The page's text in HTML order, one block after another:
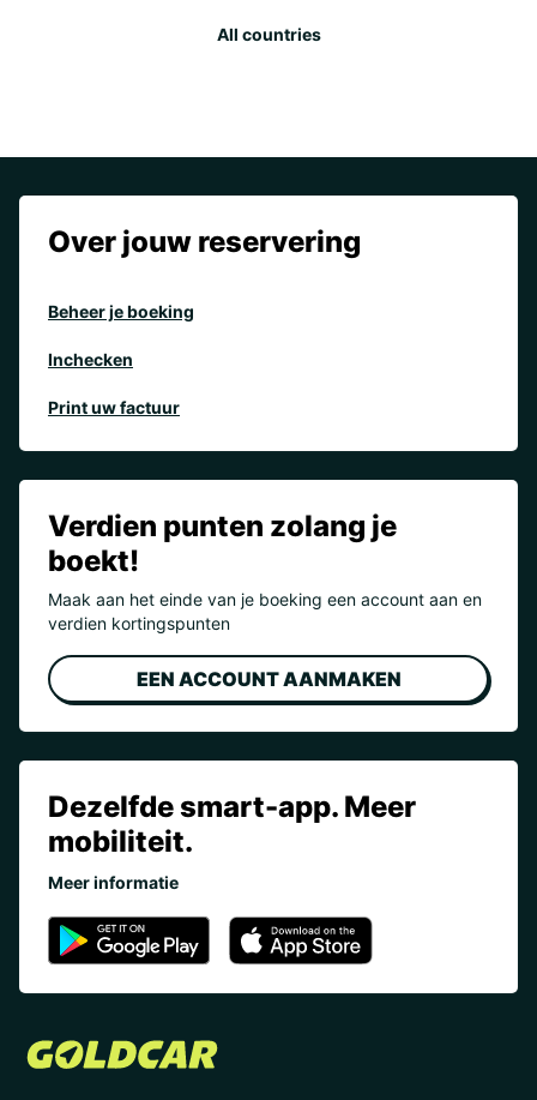
All countries
Over jouw reservering
Beheer je boeking
Inchecken
Print uw factuur
Verdien punten zolang je
boekt!
Maak aan het einde van je boeking een account aan en
verdien kortingspunten
EEN ACCOUNT AANMAKEN
Dezelfde smart-app. Meer
mobiliteit.
Meer informatie